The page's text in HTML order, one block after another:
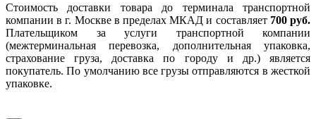
Стоимость доставки товара до терминала транспортной
компании в г. Москве в пределах МКАД и составляет 700 руб.
Плательщиком за услуги транспортной компании
(межтерминальная перевозка, дополнительная упаковка,
страхование груза, доставка по городу и др.) является
покупатель. По умолчанию все грузы отправляются в жесткой
упаковке.